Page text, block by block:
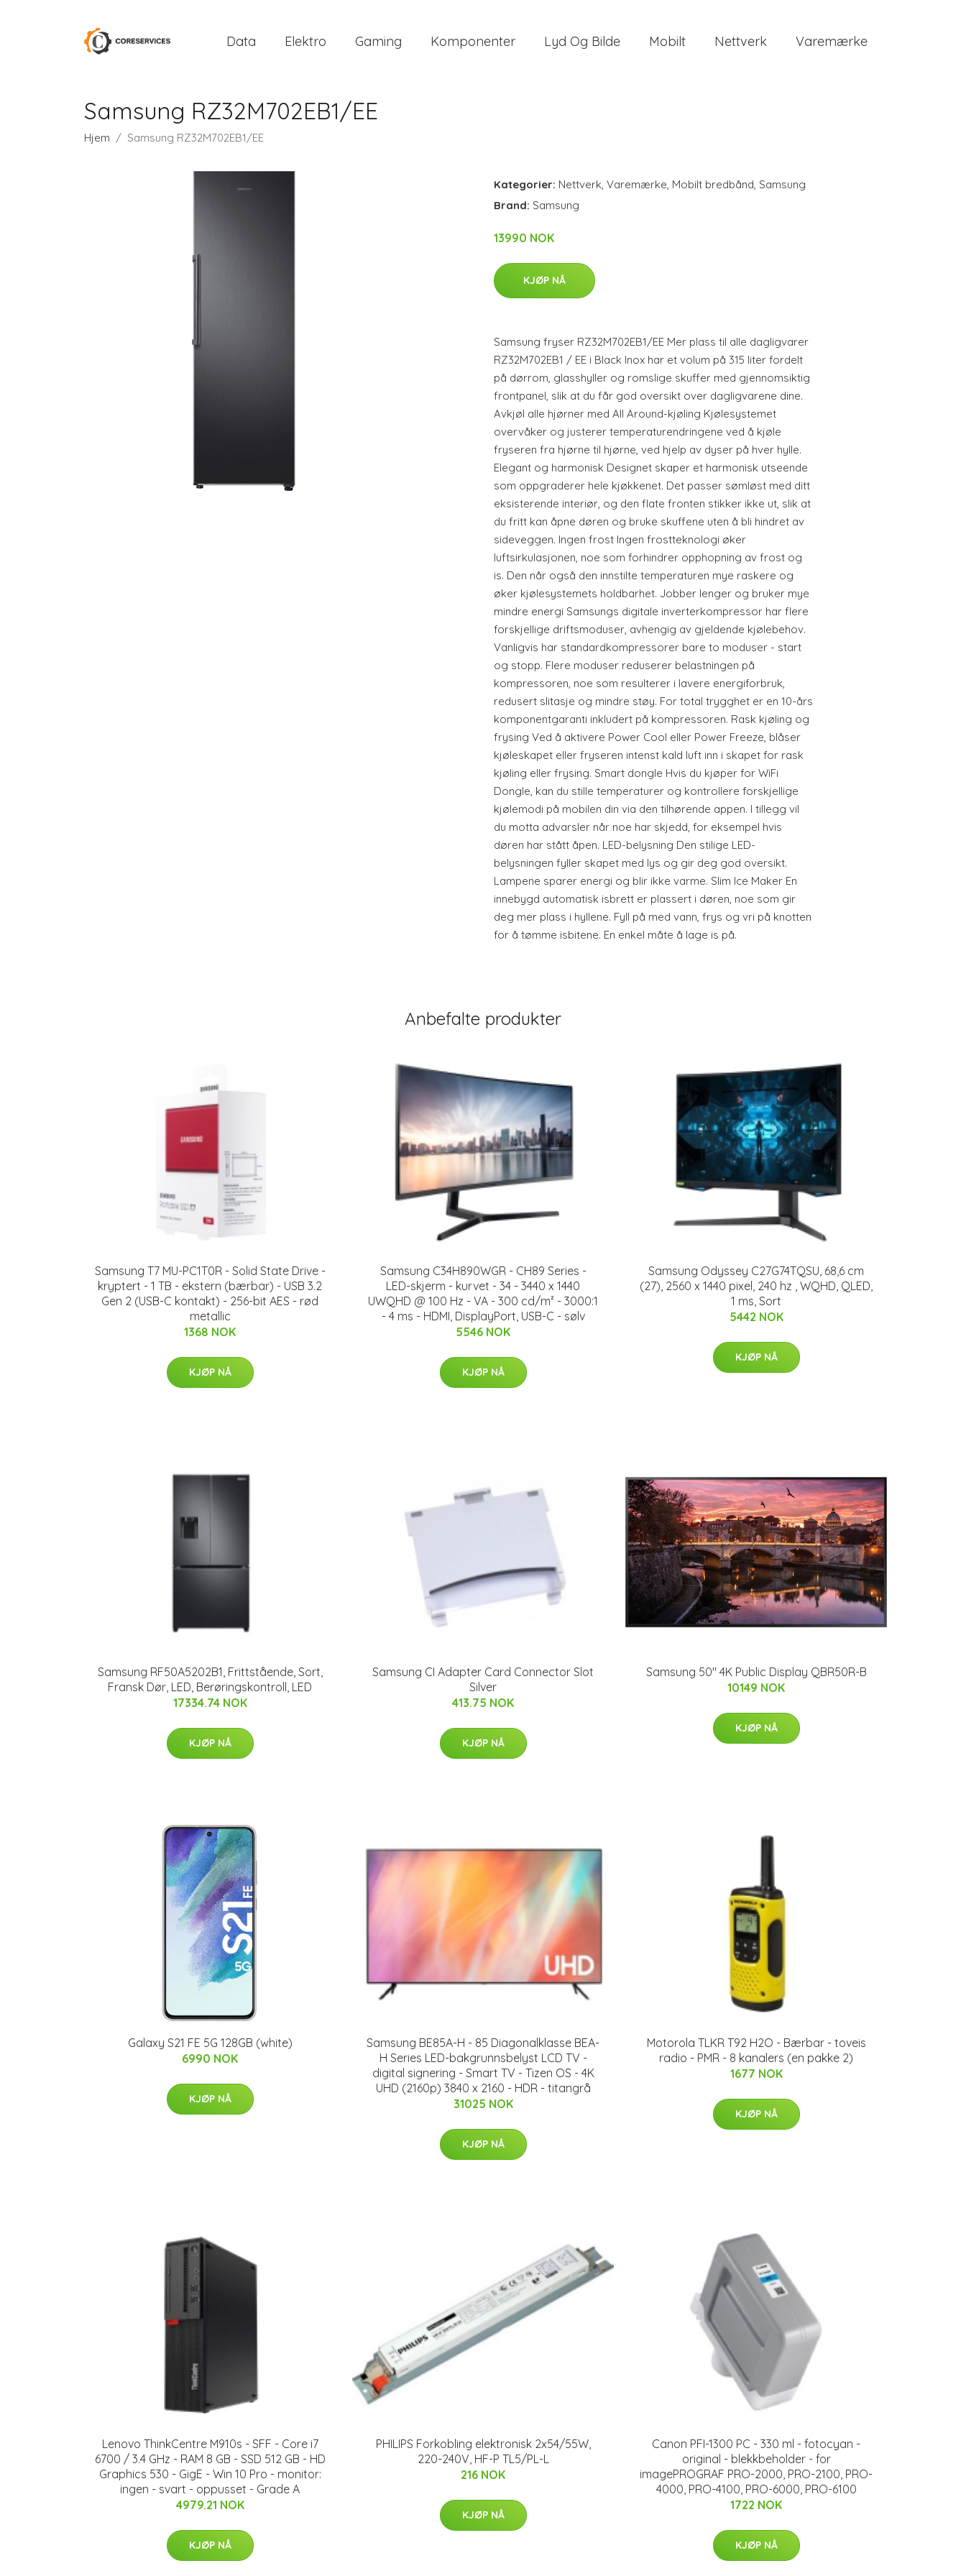
Data Elektro Gaming Komponenter Lyd Og Bilde Mobilt Nettverk Varemærke
Samsung RZ32M702EB1/EE
Hjem Samsung RZ32M702EB1/EE
Kategorier: Nettverk, Varemærke, Mobilt bredbånd, Samsung
Brand: Samsung
13990 NOK
KJØP NÅ
Samsung fryser RZ32M702EB1/EE Mer plass til alle dagligvarer
RZ32M702EB1 / EE i Black Inox har et volum på 315 liter fordelt
på dørrom, glasshyller og romslige skuffer med gjennomsiktig
frontpanel, slik at du får god oversikt over dagligvarene dine.
Avkjøl alle hjørner med All Around-kjøling Kjølesystemet
overvåker og justerer temperaturendringene ved å kjøle
fryseren fra hjørne til hjørne, ved hjelp av dyser på hver hylle.
Elegant og harmonisk Designet skaper et harmonisk utseende
som oppgraderer hele kjøkkenet. Det passer sømløst med ditt
eksisterende interiør, og den flate fronten stikker ikke ut, slik at
du fritt kan åpne døren og bruke skuffene uten å bli hindret av
sideveggen. Ingen frost Ingen frostteknologi øker
luftsirkulasjonen, noe som forhindrer opphopning av frost og
is. Den når også den innstilte temperaturen mye raskere og
øker kjølesystemets holdbarhet. Jobber lenger og bruker mye
mindre energi Samsungs digitale inverterkompressor har flere
forskjellige driftsmoduser, avhengig av gjeldende kjølebehov.
Vanligvis har standardkompressorer bare to moduser - start
og stopp. Flere moduser reduserer belastningen på
kompressoren, noe som resulterer i lavere energiforbruk,
redusert slitasje og mindre støy. For total trygghet er en 10-års
komponentgaranti inkludert på kompressoren. Rask kjøling og
frysing Ved å aktivere Power Cool eller Power Freeze, blåser
kjøleskapet eller fryseren intenst kald luft inn i skapet for rask
kjøling eller frysing. Smart dongle Hvis du kjøper for WiFi
Dongle, kan du stille temperaturer og kontrollere forskjellige
kjølemodi på mobilen din via den tilhørende appen. I tillegg vil
du motta advarsler når noe har skjedd, for eksempel hvis
døren har stått åpen. LED-belysning Den stilige LED-
belysningen fyller skapet med lys og gir deg god oversikt.
Lampene sparer energi og blir ikke varme. Slim Ice Maker En
innebygd automatisk isbrett er plassert i døren, noe som gir
deg mer plass i hyllene. Fyll på med vann, frys og vri på knotten
for å tømme isbitene. En enkel måte å lage is på.
Anbefalte produkter
Samsung T7 MU-PC1T0R - Solid State Drive -
kryptert - 1 TB - ekstern (bærbar) - USB 3.2
Gen 2 (USB-C kontakt) - 256-bit AES - rød
metallic
1368 NOK
KJØP NÅ
Samsung C34H890WGR - CH89 Series -
LED-skjerm - kurvet - 34 - 3440 x 1440
UWQHD @ 100 Hz - VA - 300 cd/m² - 3000:1
- 4 ms - HDMI, DisplayPort, USB-C - sølv
5546 NOK
KJØP NÅ
Samsung Odyssey C27G74TQSU, 68,6 cm
(27), 2560 x 1440 pixel, 240 hz , WQHD, QLED,
1 ms, Sort
5442 NOK
KJØP NÅ
Samsung RF50A5202B1, Frittstående, Sort,
Fransk Dør, LED, Berøringskontroll, LED
17334.74 NOK
KJØP NÅ
Samsung CI Adapter Card Connector Slot
Silver
413.75 NOK
KJØP NÅ
Samsung 50" 4K Public Display QBR50R-B
10149 NOK
KJØP NÅ
Galaxy S21 FE 5G 128GB (white)
6990 NOK
KJØP NÅ
Samsung BE85A-H - 85 Diagonalklasse BEA-
H Series LED-bakgrunnsbelyst LCD TV -
digital signering - Smart TV - Tizen OS - 4K
UHD (2160p) 3840 x 2160 - HDR - titangrå
31025 NOK
KJØP NÅ
Motorola TLKR T92 H2O - Bærbar - toveis
radio - PMR - 8 kanalers (en pakke 2)
1677 NOK
KJØP NÅ
Lenovo ThinkCentre M910s - SFF - Core i7
6700 / 3.4 GHz - RAM 8 GB - SSD 512 GB - HD
Graphics 530 - GigE - Win 10 Pro - monitor:
ingen - svart - oppusset - Grade A
4979.21 NOK
KJØP NÅ
PHILIPS Forkobling elektronisk 2x54/55W,
220-240V, HF-P TL5/PL-L
216 NOK
KJØP NÅ
Canon PFI-1300 PC - 330 ml - fotocyan -
original - blekkbeholder - for
imagePROGRAF PRO-2000, PRO-2100, PRO-
4000, PRO-4100, PRO-6000, PRO-6100
1722 NOK
KJØP NÅ